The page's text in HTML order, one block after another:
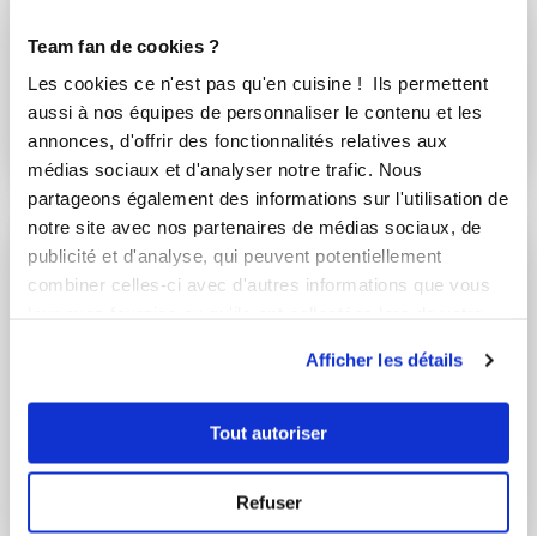
Team fan de cookies ?
Les cookies ce n'est pas qu'en cuisine ! Ils permettent
aussi à nos équipes de personnaliser le contenu et les
annonces, d'offrir des fonctionnalités relatives aux
médias sociaux et d'analyser notre trafic. Nous
partageons également des informations sur l'utilisation de
notre site avec nos partenaires de médias sociaux, de
publicité et d'analyse, qui peuvent potentiellement
combiner celles-ci avec d'autres informations que vous
Afficher les détails
Tout autoriser
Refuser
Aucune note
min